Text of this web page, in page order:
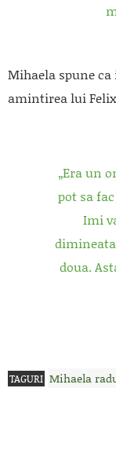
Mihaela spune
amintirea lui
„Era un
pot sa
Imi
doua.
TAGURI Mihaela